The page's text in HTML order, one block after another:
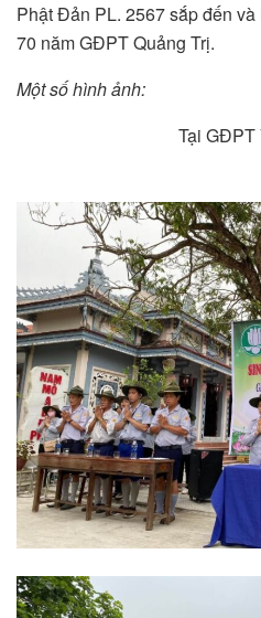
Phật Đản PL. 2567 sắp đến
70 năm GĐPT Quảng Trị.
Một số hình ảnh:
Tại GĐPT